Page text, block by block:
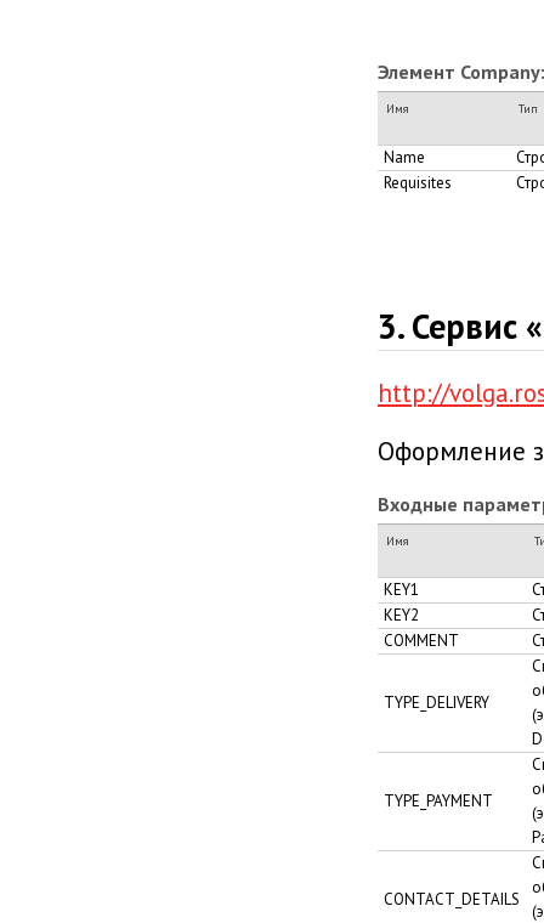
Элемент Company:
Имя Тип
Name
Requisites
3. Сервис
http://
Оформление
Входные
Имя
KEY1
KEY2
COMMENT
TYPE_DELIVERY
TYPE_PAYMENT
CONTACT_DETAILS